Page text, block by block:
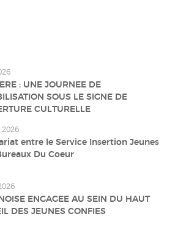
: UNE JOURNEE DE
SOUS LE SIGNE DE
CULTURELLE
2026
entre le Service Insertion Jeunes
Du Coeur
ENGAGEE AU SEIN DU HAUT
DES JEUNES CONFIES